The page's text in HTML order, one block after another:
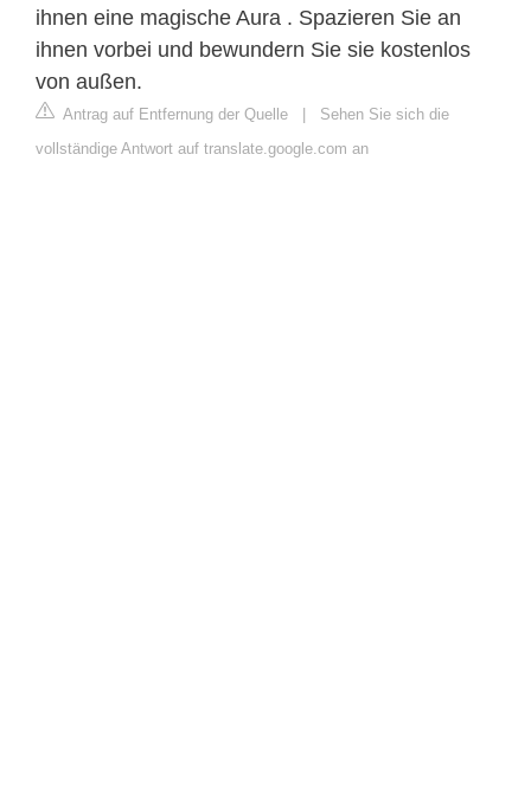
ihnen eine magische Aura . Spazieren Sie an
ihnen vorbei und bewundern Sie sie kostenlos
von außen.
Antrag auf Entfernung der Quelle | Sehen Sie sich die
vollständige Antwort auf translate.google.com an